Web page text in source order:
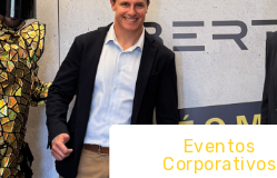
Eventos
Corporativos